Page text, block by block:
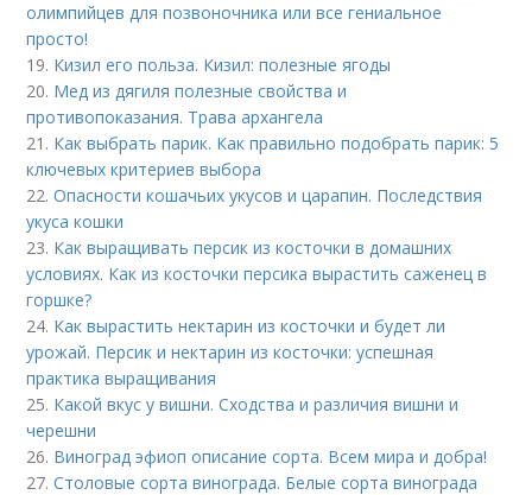
олимпийцев для позвоночника или все гениальное
просто!
19. Кизил его польза. Кизил: полезные ягоды
20. Мед из дягиля полезные свойства и
противопоказания. Трава архангела
21. Как выбрать парик. Как правильно подобрать парик: 5
ключевых критериев выбора
22.Опасности кошачьих укусов и царапин. Последствия
укуса кошки
23. Как выращивать персик из косточки в домашних
условиях. Как из косточки персика вырастить саженец в
горшке?
24. Как вырастить нектарин из косточки и будет ли
урожай. Персик и нектарин из косточки: успешная
практика выращивания
25. Какой вкус у вишни. Сходства и различия вишни и
черешни
26. Виноград эфиоп описание сорта. Всем мира и добра!
27.Столовые сорта винограда. Белые сорта винограда